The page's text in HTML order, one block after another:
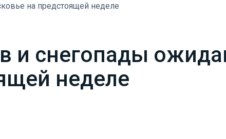
на предстоящей неделе
и снегопады
неделе